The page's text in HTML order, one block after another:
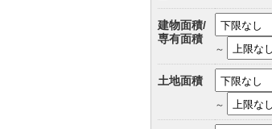
建物面積/
専有面積
～
土地面積
～